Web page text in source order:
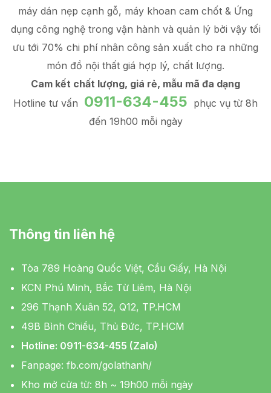
máy dán nẹp cạnh gỗ, máy khoan cam chốt & Ứng
dụng công nghệ trong vận hành và quản lý bởi vậy tối
ưu tới 70% chi phí nhân công sản xuất cho ra những
món đồ nội thất giá hợp lý, chất lượng.
Cam kết chất lượng, giá rẻ, mẫu mã đa dạng
Hotline tư vấn 0911-634-455 phục vụ từ 8h
đến 19h00 mỗi ngày
Thông tin liên hệ
Tòa 789 Hoàng Quốc Việt, Cầu Giấy, Hà Nội
KCN Phú Minh, Bắc Từ Liêm, Hà Nội
296 Thạnh Xuân 52, Q12, TP.HCM
49B Bình Chiểu, Thủ Đức, TP.HCM
Hotline: 0911-634-455 (Zalo)
Fanpage: fb.com/golathanh/
Kho mở cửa từ: 8h ~ 19h00 mỗi ngày